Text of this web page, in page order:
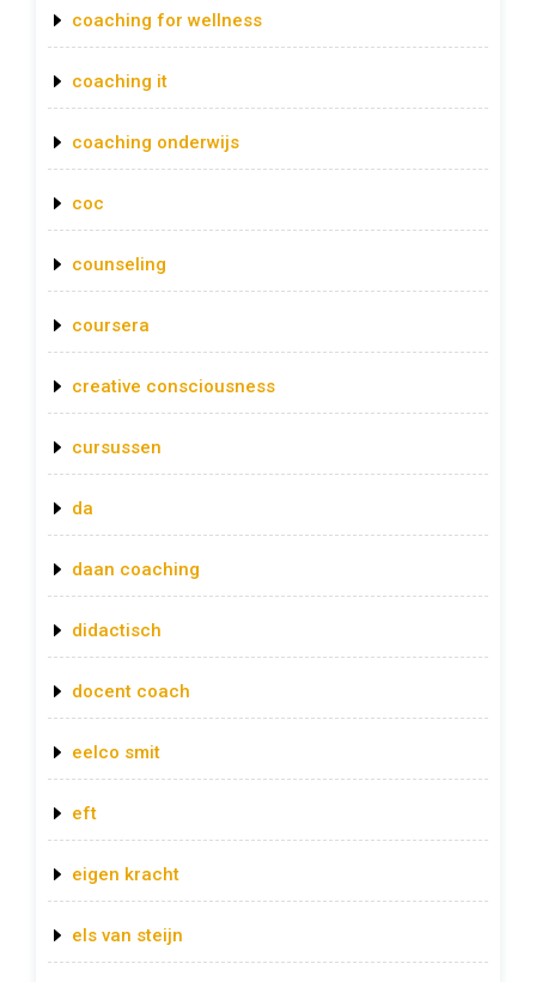
coaching for wellness
coaching it
coaching onderwijs
coc
counseling
coursera
creative consciousness
cursussen
da
daan coaching
didactisch
docent coach
eelco smit
eft
eigen kracht
els van steijn